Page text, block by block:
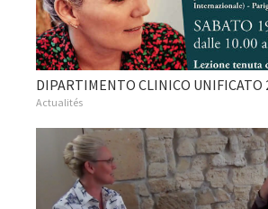
DIPARTIMENTO CLINICO UNIFICATO
Actualités